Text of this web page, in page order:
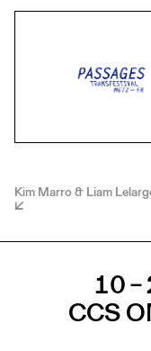
Kim Marro & Liam
10
CCS